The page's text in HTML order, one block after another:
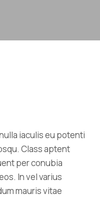
iaculis eu potenti
Class aptent
per conubia
In vel varius
mauris vitae